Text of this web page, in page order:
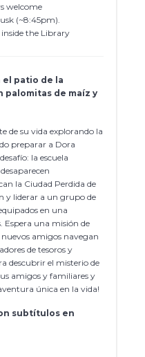
welcome
(~8:45pm).
the Library
patio de la
palomitas de maíz y
de su vida explorando la
preparar a Dora
la escuela
la Ciudad Perdida de
y liderar a un grupo de
en una
Espera una misión de
amigos navegan
de tesoros y
descubrir el misterio de
amigos y familiares y
única en la vida!
subtítulos en